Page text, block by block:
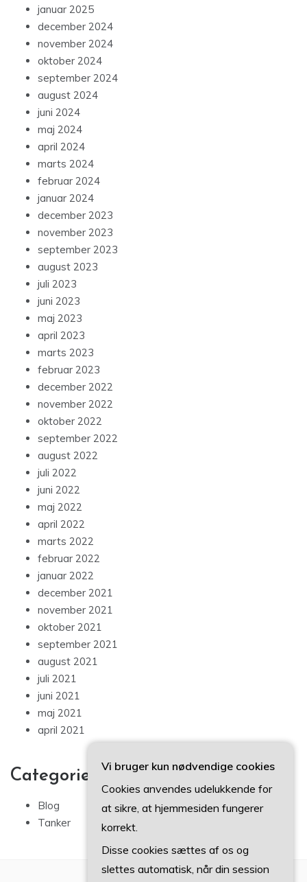
januar 2025
december 2024
november 2024
oktober 2024
september 2024
august 2024
juni 2024
maj 2024
april 2024
marts 2024
februar 2024
januar 2024
december 2023
november 2023
september 2023
august 2023
juli 2023
juni 2023
maj 2023
april 2023
marts 2023
februar 2023
december 2022
november 2022
oktober 2022
september 2022
august 2022
juli 2022
juni 2022
maj 2022
april 2022
marts 2022
februar 2022
januar 2022
december 2021
november 2021
oktober 2021
september 2021
august 2021
juli 2021
juni 2021
maj 2021
april 2021
Categories
Blog
Tanker
Vi bruger kun nødvendige cookies
Cookies anvendes udelukkende for
at sikre, at hjemmesiden fungerer
korrekt.
Disse cookies sættes af os og
slettes automatisk, når din session